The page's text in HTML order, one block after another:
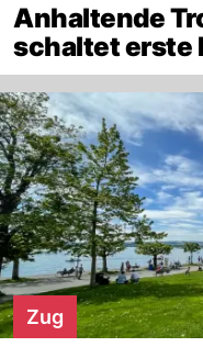
Anhaltende
schaltet erste
Zug